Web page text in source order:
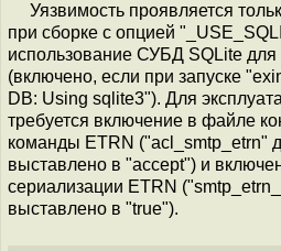
Уязвимость проявляется
при сборке с опцией
использование СУБД SQLite
(включено, если при запуске
DB: Using sqlite3"). Для
требуется включение в файле
команды ETRN ("acl_smtp_etrn"
выставлено в "accept") и
сериализации ETRN
выставлено в "true").